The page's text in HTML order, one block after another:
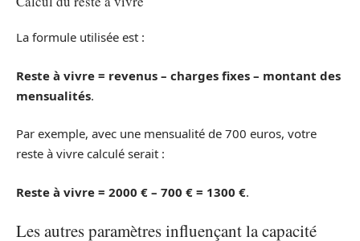
La formule utilisée est :
Reste à vivre = revenus – charges fixes – montant des
mensualités.
Par exemple, avec une mensualité de 700 euros, votre
reste à vivre calculé serait :
Reste à vivre = 2000 € – 700 € = 1300 €.
Les autres paramètres influençant la capacité